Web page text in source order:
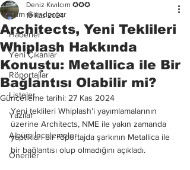
Tüm Gönderiler
Haberler
Yeni Çıkanlar
Röportajlar
Listeler
Yazılar
Albüm İncelemeleri
Öneriler
Architects, Yeni Teklileri
Whiplash Hakkında
Konuştu: Metallica ile Bir
Bağlantısı Olabilir mi?
Deniz Kıvılcım ✪✪✪
19 Kas 2024
Güncelleme tarihi: 27 Kas 2024
Yeni teklileri Whiplash'i yayımlamalarının
üzerine Architects, NME ile yakın zamanda
yaptıkları bir röportajda şarkının Metallica ile
bir bağlantısı olup olmadığını açıkladı.